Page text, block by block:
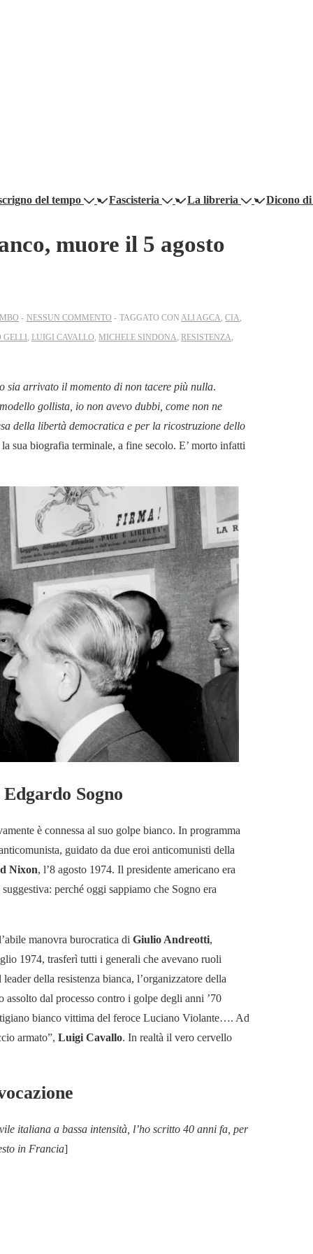
del tempo Fascisteria La libreria Dicono
muore il 5 agosto
NESSUN COMMENTO TAGGATO CON ALI AGCA CIA
GELLI LUIGI CAVALLO MICHELE SINDONA RESISTENZA
sia arrivato il momento di non tacere più nulla.
gollista, io non avevo dubbi, come non ne
della libertà democratica e per la ricostruzione dello
sua biografia terminale, a fine secolo. E’ morto infatti
Sogno
è connessa al suo golpe bianco. In programma
guidato da due eroi anticomunisti della
Nixon, l’8 agosto 1974. Il presidente americano era
perché oggi sappiamo che Sogno era
manovra burocratica di Giulio Andreotti,
1974, trasferì tutti i generali che avevano ruoli
della resistenza bianca, l’organizzatore della
dal processo contro i golpe degli anni ’70
bianco vittima del feroce Luciano Violante…. Ad
armato”, Luigi Cavallo. In realtà il vero cervello
italiana a bassa intensità, l’ho scritto 40 anni fa, per
in Francia]